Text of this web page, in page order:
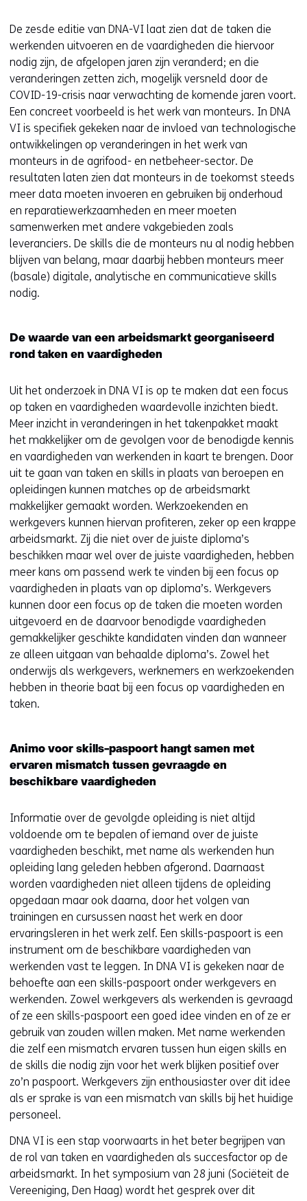
De zesde editie van DNA-VI laat zien dat de taken die
werkenden uitvoeren en de vaardigheden die hiervoor
nodig zijn, de afgelopen jaren zijn veranderd; en die
veranderingen zetten zich, mogelijk versneld door de
COVID-19-crisis naar verwachting de komende jaren voort.
Een concreet voorbeeld is het werk van monteurs. In DNA
VI is specifiek gekeken naar de invloed van technologische
ontwikkelingen op veranderingen in het werk van
monteurs in de agrifood- en netbeheer-sector. De
resultaten laten zien dat monteurs in de toekomst steeds
meer data moeten invoeren en gebruiken bij onderhoud
en reparatiewerkzaamheden en meer moeten
samenwerken met andere vakgebieden zoals
leveranciers. De skills die de monteurs nu al nodig hebben
blijven van belang, maar daarbij hebben monteurs meer
(basale) digitale, analytische en communicatieve skills
nodig.
De waarde van een arbeidsmarkt georganiseerd
rond taken en vaardigheden
Uit het onderzoek in DNA VI is op te maken dat een focus
op taken en vaardigheden waardevolle inzichten biedt.
Meer inzicht in veranderingen in het takenpakket maakt
het makkelijker om de gevolgen voor de benodigde kennis
en vaardigheden van werkenden in kaart te brengen. Door
uit te gaan van taken en skills in plaats van beroepen en
opleidingen kunnen matches op de arbeidsmarkt
makkelijker gemaakt worden. Werkzoekenden en
werkgevers kunnen hiervan profiteren, zeker op een krappe
arbeidsmarkt. Zij die niet over de juiste diploma’s
beschikken maar wel over de juiste vaardigheden, hebben
meer kans om passend werk te vinden bij een focus op
vaardigheden in plaats van op diploma’s. Werkgevers
kunnen door een focus op de taken die moeten worden
uitgevoerd en de daarvoor benodigde vaardigheden
gemakkelijker geschikte kandidaten vinden dan wanneer
ze alleen uitgaan van behaalde diploma’s. Zowel het
onderwijs als werkgevers, werknemers en werkzoekenden
hebben in theorie baat bij een focus op vaardigheden en
taken.
Animo voor skills-paspoort hangt samen met
ervaren mismatch tussen gevraagde en
beschikbare vaardigheden
Informatie over de gevolgde opleiding is niet altijd
voldoende om te bepalen of iemand over de juiste
vaardigheden beschikt, met name als werkenden hun
opleiding lang geleden hebben afgerond. Daarnaast
worden vaardigheden niet alleen tijdens de opleiding
opgedaan maar ook daarna, door het volgen van
trainingen en cursussen naast het werk en door
ervaringsleren in het werk zelf. Een skills-paspoort is een
instrument om de beschikbare vaardigheden van
werkenden vast te leggen. In DNA VI is gekeken naar de
behoefte aan een skills-paspoort onder werkgevers en
werkenden. Zowel werkgevers als werkenden is gevraagd
of ze een skills-paspoort een goed idee vinden en of ze er
gebruik van zouden willen maken. Met name werkenden
die zelf een mismatch ervaren tussen hun eigen skills en
de skills die nodig zijn voor het werk blijken positief over
zo’n paspoort. Werkgevers zijn enthousiaster over dit idee
als er sprake is van een mismatch van skills bij het huidige
personeel.
DNA VI is een stap voorwaarts in het beter begrijpen van
de rol van taken en vaardigheden als succesfactor op de
arbeidsmarkt. In het symposium van 28 juni (Sociëteit de
Vereeniging, Den Haag) wordt het gesprek over dit